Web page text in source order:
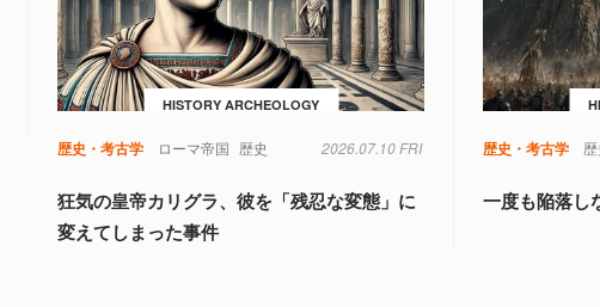
HISTORY ARCHEOLOGY
歴史・考古学 ローマ帝国 歴史 2026.07.10 FRI
狂気の皇帝カリグラ、彼を「残忍な変態」に
変えてしまった事件
歴史・考古学
一度も陥落し